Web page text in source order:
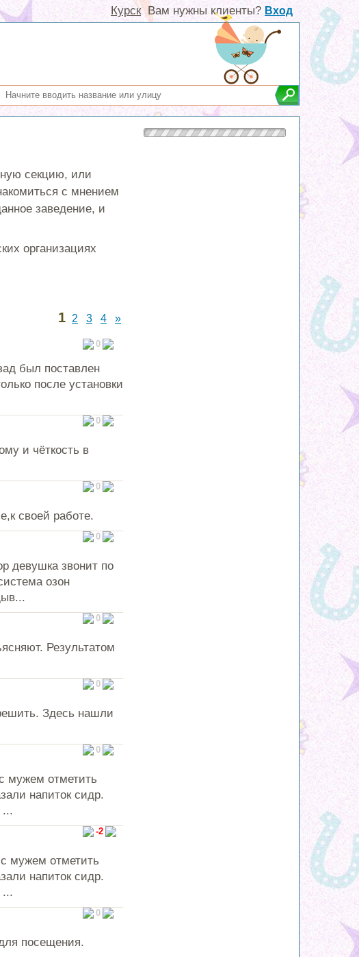
Вам нужны клиенты? Вход
Курск
секцию, или
с мнением
заведение, и
организациях
1 2 3 4 »
0
был поставлен
после установки
0
и чёткость в
0
своей работе.
0
девушка звонит по
озон
0
Результатом
0
Здесь нашли
0
мужем отметить
напиток сидр.
...
-2
мужем отметить
напиток сидр.
...
0
посещения.